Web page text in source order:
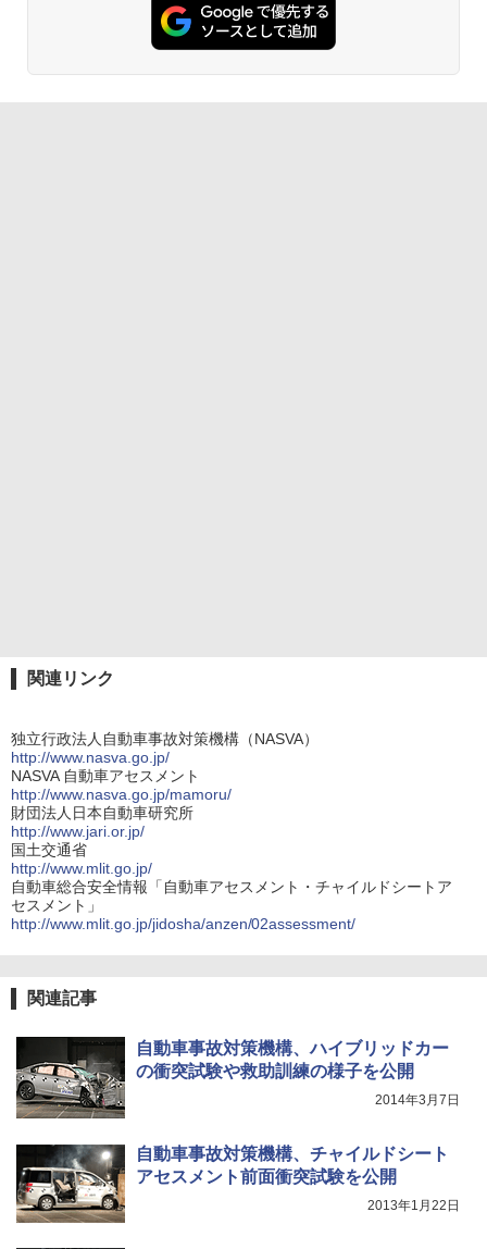
関連リンク
独立行政法人自動車事故対策機構（NASVA）
http://www.nasva.go.jp/
NASVA 自動車アセスメント
http://www.nasva.go.jp/mamoru/
財団法人日本自動車研究所
http://www.jari.or.jp/
国土交通省
http://www.mlit.go.jp/
自動車総合安全情報「自動車アセスメント・チャイルドシートア
セスメント」
http://www.mlit.go.jp/jidosha/anzen/02assessment/
関連記事
自動車事故対策機構、ハイブリッドカー
の衝突試験や救助訓練の様子を公開
2014年3月7日
自動車事故対策機構、チャイルドシート
アセスメント前面衝突試験を公開
2013年1月22日